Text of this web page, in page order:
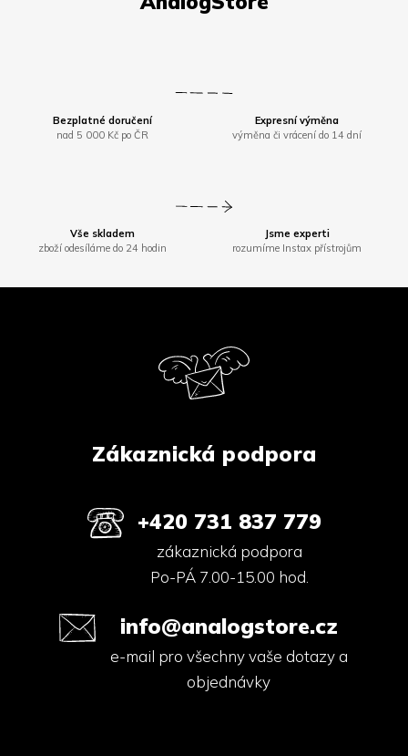
Bezplatné doručení
nad 5 000 Kč po ČR
Expresní výměna
výměna či vrácení do 14 dní
Vše skladem
zboží odesíláme do 24 hodin
Jsme experti
rozumíme Instax přístrojům
Zákaznická podpora
+420 731 837 779
zákaznická podpora
Po-PÁ 7.00-15.00 hod.
info@analogstore.cz
e-mail pro všechny vaše dotazy a
objednávky